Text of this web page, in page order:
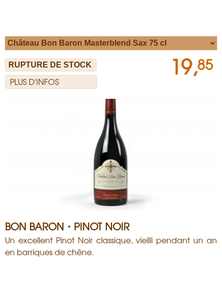
PLUS D'INFOS
19,85
BON BARON・PINOT NOIR
Un excellent Pinot Noir classique, vieilli pendant un an
en barriques de chêne.